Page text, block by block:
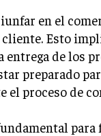
en el
Esto
entrega de los
preparado
el proceso de